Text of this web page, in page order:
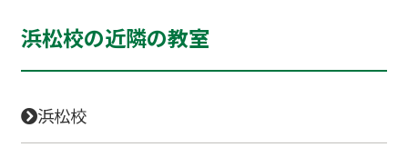
浜松校の近隣の教室
浜松校